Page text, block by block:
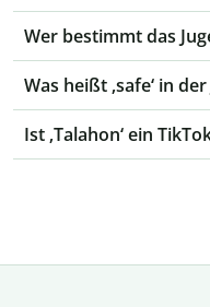
Wer bestimmt das
Was heißt ‚safe‘ in
Ist ‚Talahon‘ ein